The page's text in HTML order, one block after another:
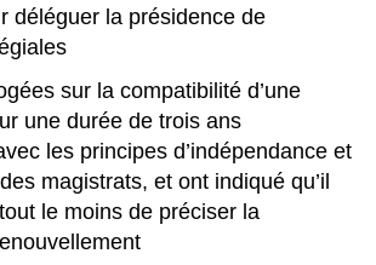
déléguer la présidence de
sur la compatibilité d’une
une durée de trois ans
les principes d’indépendance et
magistrats, et ont indiqué qu’il
le moins de préciser la